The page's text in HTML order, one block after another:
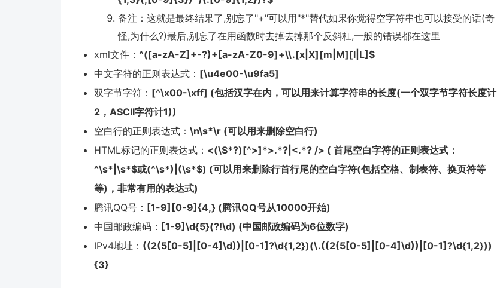
备注：这就是最终结果了,别忘了"+"可以用"*"替代如果你觉得空字符串也可以接受的话(奇
怪,为什么?)最后,别忘了在用函数时去掉去掉那个反斜杠,一般的错误都在这里
xml文件： ^([a-zA-Z]+-?)+[a-zA-Z0-9]+\\.[x|X][m|M][l|L]$
中文字符的正则表达式： [\u4e00-\u9fa5]
双字节字符： [^\x00-\xff] (包括汉字在内，可以用来计算字符串的长度(一个双字节字符长度计
2，ASCII字符计1))
空白行的正则表达式： \n\s*\r (可以用来删除空白行)
HTML标记的正则表达式： <(\S*?)[^>]*>.*?|<.*? /> ( 首尾空白字符的正则表达式：
^\s*|\s*$或(^\s*)|(\s*$) (可以用来删除行首行尾的空白字符(包括空格、制表符、换页符等
等)，非常有用的表达式)
腾讯QQ号： [1-9][0-9]{4,} (腾讯QQ号从10000开始)
中国邮政编码： [1-9]\d{5}(?!\d) (中国邮政编码为6位数字)
IPv4地址： ((2(5[0-5]|[0-4]\d))|[0-1]?\d{1,2})(\.((2(5[0-5]|[0-4]\d))|[0-1]?\d{1,2}))
{3}